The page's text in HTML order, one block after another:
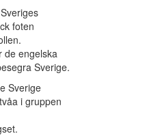
foten
de engelska
Sverige.
Sverige
i gruppen